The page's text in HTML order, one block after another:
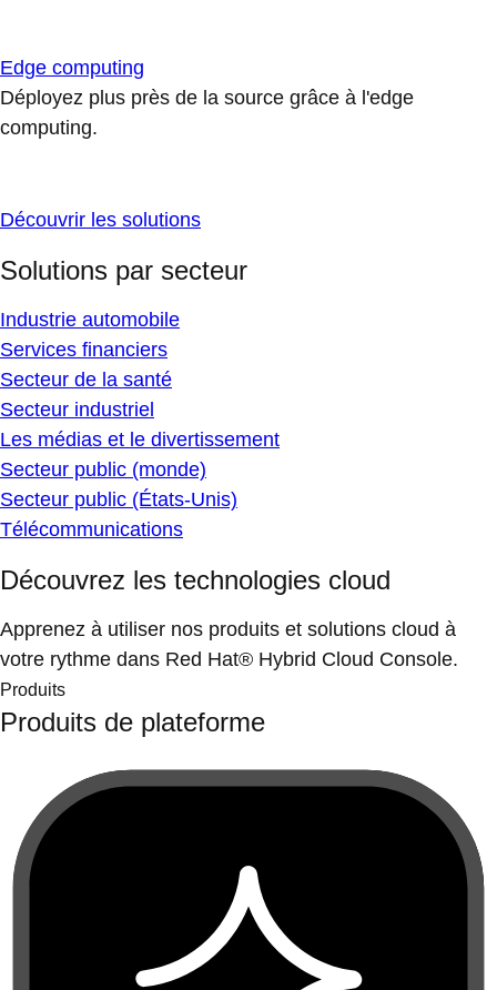
Edge computing
Déployez plus près de la source grâce à l'edge
computing.
Découvrir les solutions
Solutions par secteur
Industrie automobile
Services financiers
Secteur de la santé
Secteur industriel
Les médias et le divertissement
Secteur public (monde)
Secteur public (États-Unis)
Télécommunications
Découvrez les technologies cloud
Apprenez à utiliser nos produits et solutions cloud à
votre rythme dans Red Hat® Hybrid Cloud Console.
Produits
Produits de plateforme